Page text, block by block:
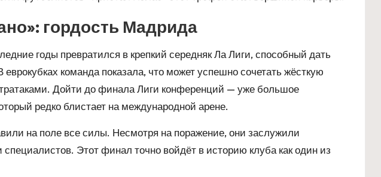
гордость Мадрида
годы превратился в крепкий середняк Ла Лиги, способный дать
команда показала, что может успешно сочетать жёсткую
Дойти до финала Лиги конференций — уже большое
редко блистает на международной арене.
на поле все силы. Несмотря на поражение, они заслужили
Этот финал точно войдёт в историю клуба как один из